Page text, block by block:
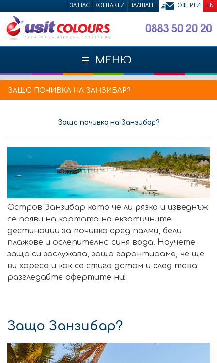
ЗА НАС КОНТАКТИ ПЛАЩАНЕ ОФЕРТИ EN
МЕНЮ
ЗАЩО ПОЧИВКА НА ЗАНЗИБАР?
Защо почивка на Занзибар?
Остров Занзибар като че ли рязко и изведнъж
се появи на картата на екзотичните
дестинации за почивка сред палми, бели
плажове и ослепително синя вода. Научете
защо си заслужава, защо гарантираме, че ще
ви хареса и как се стига дотам и след това
разгледайте офертите ни!
Защо Занзибар?